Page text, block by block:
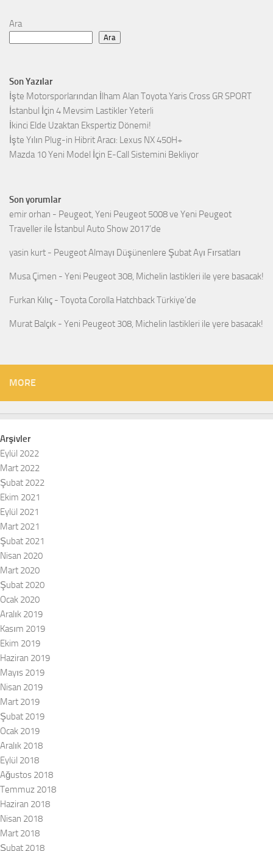
Ara
Ara
Son Yazılar
İşte Motorsporlarından İlham Alan Toyota Yaris Cross GR SPORT
İstanbul İçin 4 Mevsim Lastikler Yeterli
İkinci Elde Uzaktan Ekspertiz Dönemi!
İşte Yılın Plug-in Hibrit Aracı: Lexus NX 450H+
Mazda 10 Yeni Model İçin E-Call Sistemini Bekliyor
Son yorumlar
emir orhan - Peugeot, Yeni Peugeot 5008 ve Yeni Peugeot
Traveller ile İstanbul Auto Show 2017’de
yasin kurt - Peugeot Almayı Düşünenlere Şubat Ayı Fırsatları
Musa Çimen - Yeni Peugeot 308, Michelin lastikleri ile yere basacak!
Furkan Kılıç - Toyota Corolla Hatchback Türkiye’de
Murat Balçık - Yeni Peugeot 308, Michelin lastikleri ile yere basacak!
MORE
Arşivler
Eylül 2022
Mart 2022
Şubat 2022
Ekim 2021
Eylül 2021
Mart 2021
Şubat 2021
Nisan 2020
Mart 2020
Şubat 2020
Ocak 2020
Aralık 2019
Kasım 2019
Ekim 2019
Haziran 2019
Mayıs 2019
Nisan 2019
Mart 2019
Şubat 2019
Ocak 2019
Aralık 2018
Eylül 2018
Ağustos 2018
Temmuz 2018
Haziran 2018
Nisan 2018
Mart 2018
Şubat 2018